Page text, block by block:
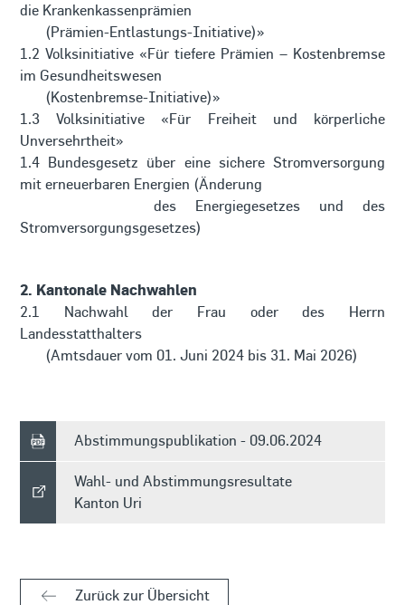
die Krankenkassenprämien
(Prämien-Entlastungs-Initiative)»
1.2 Volksinitiative «Für tiefere Prämien – Kostenbremse
im Gesundheitswesen
(Kostenbremse-Initiative)»
1.3 Volksinitiative «Für Freiheit und körperliche
Unversehrtheit»
1.4 Bundesgesetz über eine sichere Stromversorgung
mit erneuerbaren Energien (Änderung
des Energiegesetzes und des
Stromversorgungsgesetzes)
2. Kantonale Nachwahlen
2.1 Nachwahl der Frau oder des Herrn
Landesstatthalters
(Amtsdauer vom 01. Juni 2024 bis 31. Mai 2026)
Abstimmungspublikation - 09.06.2024
Wahl- und Abstimmungsresultate
Kanton Uri
Zurück zur Übersicht